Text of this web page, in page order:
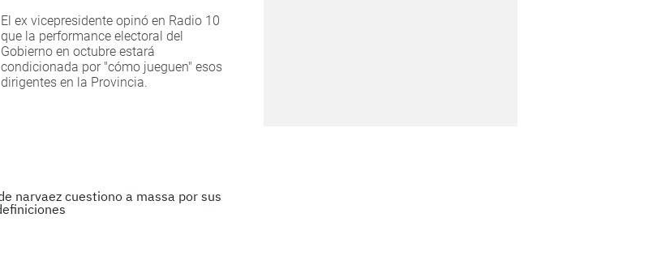
El ex vicepresidente opinó en Radio 10
que la performance electoral del
Gobierno en octubre estará
condicionada por "cómo jueguen" esos
dirigentes en la Provincia.